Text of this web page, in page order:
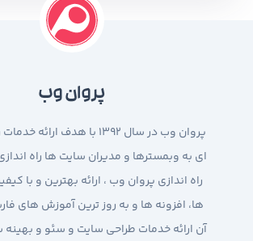
پروان وب
پروان وب در سال 1392 با هدف
ای به وبمسترها و مدیران سایت ها راه
راه اندازی پروان وب ، ارائه بهترین و با
ها، افزونه ها و به روز ترین آموزش های
آن ارائه خدمات طراحی سایت و سئو و بهینه